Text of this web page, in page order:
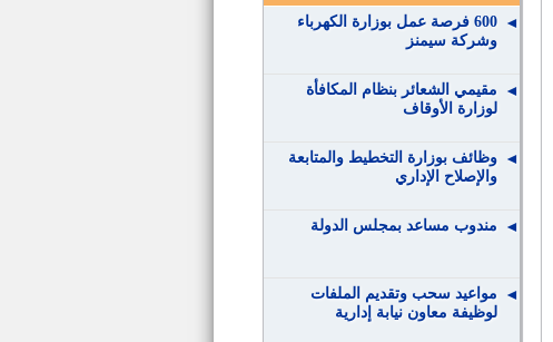
600 فرصة عمل بوزارة الكهرباء
وشركة سيمنز
مقيمي الشعائر بنظام المكافأة
لوزارة الأوقاف
وظائف بوزارة التخطيط والمتابعة
والإصلاح الإداري
مندوب مساعد بمجلس الدولة
مواعيد سحب وتقديم الملفات
لوظيفة معاون نيابة إدارية